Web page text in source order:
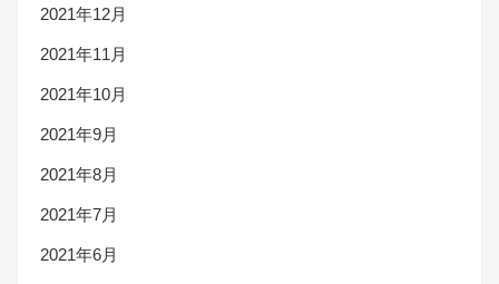
2021年12月
2021年11月
2021年10月
2021年9月
2021年8月
2021年7月
2021年6月